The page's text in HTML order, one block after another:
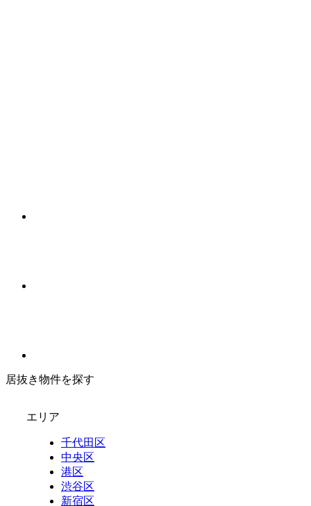
居抜き物件を探す
エリア
千代田区
中央区
港区
渋谷区
新宿区